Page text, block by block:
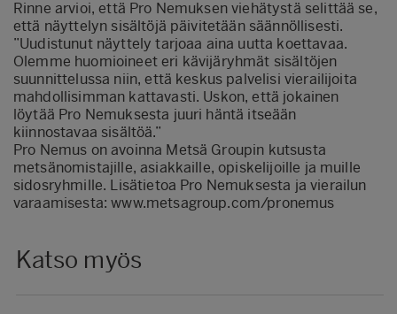
Rinne arvioi, että Pro Nemuksen viehätystä selittää se,
että näyttelyn sisältöjä päivitetään säännöllisesti.
”Uudistunut näyttely tarjoaa aina uutta koettavaa.
Olemme huomioineet eri kävijäryhmät sisältöjen
suunnittelussa niin, että keskus palvelisi vierailijoita
mahdollisimman kattavasti. Uskon, että jokainen
löytää Pro Nemuksesta juuri häntä itseään
kiinnostavaa sisältöä.”
Pro Nemus on avoinna Metsä Groupin kutsusta
metsänomistajille, asiakkaille, opiskelijoille ja muille
sidosryhmille. Lisätietoa Pro Nemuksesta ja vierailun
varaamisesta:www.metsagroup.com/pronemus
Katso myös